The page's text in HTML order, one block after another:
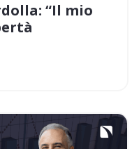
“Il mio